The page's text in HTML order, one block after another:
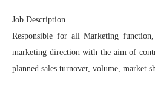
Job Description
Responsible for all Marketing
marketing direction with the aim of
planned sales turnover, volume, market